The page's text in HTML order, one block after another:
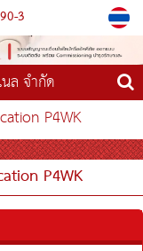
3
ล จำกัด
P4WK
P4WK